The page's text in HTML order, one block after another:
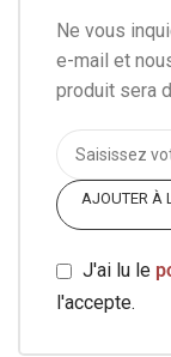
Ne vous
e-mail et
produit sera
AJOUTER À
J'ai lu le
l'accepte.